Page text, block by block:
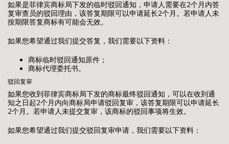
如果是菲律宾商标局下发的临时驳回通知，申请人需要在2个月内答
复审查员的驳回理由，该答复期限可以申请延长2个月。若申请人未
按期限答复商标有可能会无效。
如果您希望通过我们提交答复，我们需要以下资料：
商标临时驳回通知原件；
商标代理委托书。
驳回复审
如果您收到菲律宾商标局下发的商标最终驳回通知，可以在收到通
知之日起2个月内向商标局申请驳回复审，该答复期限可以申请延长
2个月。若申请人未提交复审，该商标的驳回事项将生效。
如果您希望通过我们提交驳回复审申请，我们需要以下资料：